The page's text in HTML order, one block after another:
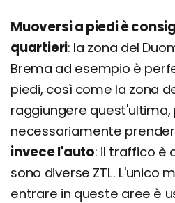
Muoversi a piedi è
quartieri: la zona del
Brema ad esempio è
piedi, così come la zona
raggiungere
necessariamente
invece l'auto: il traffico è
sono diverse ZTL. L'unico
entrare in queste aree è